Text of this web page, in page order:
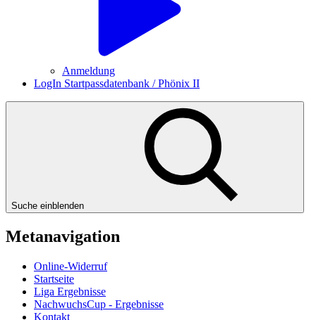
Anmeldung
LogIn Startpassdatenbank / Phönix II
Suche einblenden
Metanavigation
Online-Widerruf
Startseite
Liga Ergebnisse
NachwuchsCup - Ergebnisse
Kontakt